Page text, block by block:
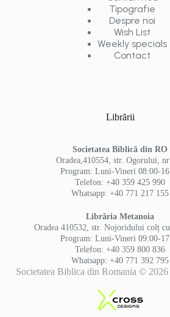
Tipografie
Despre noi
Wish List
Weekly specials
Contact
Librării
Societatea Biblică din RO
Oradea,410554, str. Ogorului,
Program: Luni-Vineri 08:00-
Telefon: +40 359 425 990
Whatsapp: +40 771 217 155
Librăria Metanoia
Oradea 410532, str. Nojoridului colț
Program: Luni-Vineri 09:00-
Telefon: +40 359 800 836
Whatsapp: +40 771 392 795
Societatea Biblica din Romania ©